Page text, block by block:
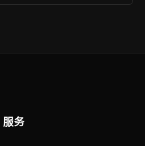
嵌入，部分高阶课程结业
服务